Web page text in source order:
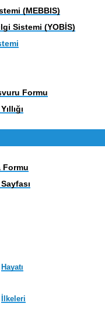
(MEBBIS)
Sistemi (YOBİS)
Formu
Formu
Hayatı
İlkeleri